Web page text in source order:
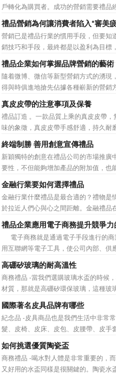
戶轉化為購買者。成功的營銷需要禮品
相應的分類，了解不同類型客戶的貢獻
制定相應的營銷對策，而這需要對於客
入，這不僅是銷售環節的事，也需要營
持。具體來說，有以下...
禮品營銷為何讓消費者陷入“審美
營銷已是禮品行業的慣用手段，但要知
銷技巧和手段，最終都是以盈利為目標
時最為關注的便是如何利用最低的費用
品。在禮品公司使用常規的營銷方式的
走陷入了“審美疲勞”。 編者總結了
業營銷產生免疫...
禮品企業如何掌握品牌營銷的藝術
隨着微博、微信等新型營銷方式的湧現
得與時俱進地搶先佔據各種嶄新的營銷
的營銷軀殼，卻沒有掌握營銷的靈魂。
價值不是將品牌鋪設到消費者眼前，而
心裡 與消費者的心理距離的拉近，
情，需要做好持...
真皮皮帶的注意事項及保養
禮品訂造 。一款品質上乘的真皮皮帶，
味的象徵，真皮皮帶手感舒適，持久耐
選。當你還在髮愁老爸生日禮物送什麼
帶就是非常不錯的選擇。但是真皮皮帶
黯然失色，出現裂痕和破損的痕跡，今
真皮皮帶的注意事項...
終端制勝 善用創意宣傳禮品
新穎獨特的創意在禮品公司的市場推廣
要性，不但能夠增加產品的附加值，也
想不到的促進作用。禮品公司如果能夠
意的宣傳禮品來提升宣傳技巧，在終端
力。 打火機、煙灰缸、鑰匙鏈、毛
宣傳品幾乎是司空...
金融行業要如何選擇禮品
金融行業什麼禮品是最合適的？禮物是
於拉近人們心與心之間距離。金融禮品
不容忽視，因為禮品即是企業形象的象
彰顯，同時對收禮人來說，一份禮物的
企及的。難怪有人曾說：再省也不能省
送禮。但是，禮品選擇...
禮品企業應用電子商務提升競爭
電子商務就是通過電子手段進行的商
用互聯網等電子工具，使公司內部、供
伴之間，利用電子業務共享信息，實現
子化，配合企業內部的電子化生產管理
產、庫存、流通和資金等各個環節的效
動態性、社...
高硼矽玻璃的耐高溫性
商務禮品 -當我們選購玻璃水盃的時候
材質，那就是高硼矽環保玻璃，這種玻
溫，那麼這個耐高溫的溫度限製和準確
紅的小編給大家總結如下。 耐熱玻璃
glass】是指含有耐熱性強的硼酸﹑矽酸
國際著名皮具品牌有哪些
紀念品 -皮具商品也是我們生活中非常
髮、皮椅、皮床、皮包、皮腰帶、皮手
具具備細膩的手感和自然的色澤度，所
睞。國際著名皮具品牌有哪些?下麵就一
國際著名皮具品牌： 1、路易·
1...
如何挑選優質陶瓷盃
商務禮品 -喝水對人體是非常重要的，
又好用的水盃同樣是很關鍵的。陶瓷水